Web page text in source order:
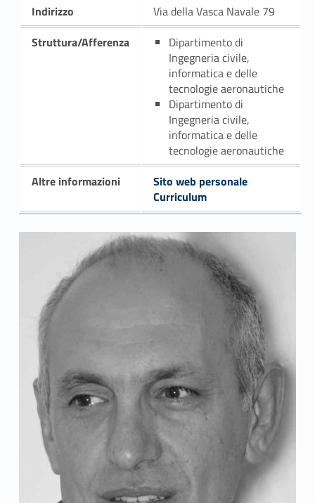
Indirizzo
Via della Vasca Navale 79
Struttura/Afferenza
Dipartimento di
Ingegneria civile,
informatica e delle
tecnologie aeronautiche
Dipartimento di
Ingegneria civile,
informatica e delle
tecnologie aeronautiche
Altre informazioni
Sito web personale
Curriculum